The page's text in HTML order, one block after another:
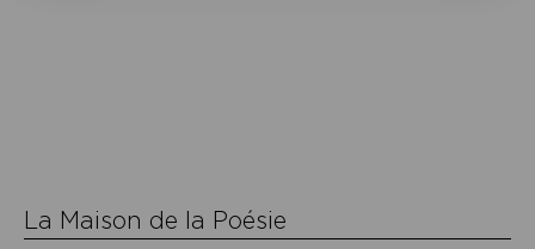
La Maison de la Poésie